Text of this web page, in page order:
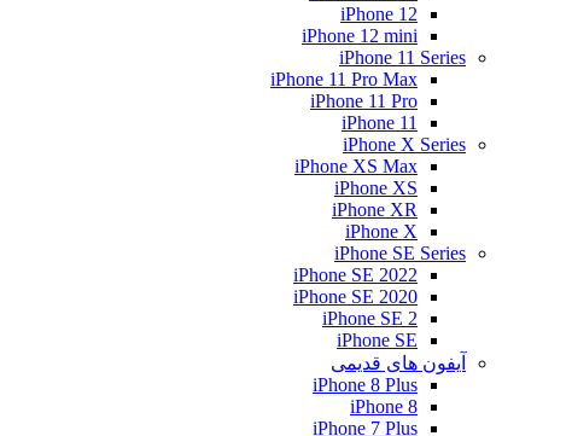
iPhone 12
iPhone 12 mini
iPhone 11 Series
iPhone 11 Pro Max
iPhone 11 Pro
iPhone 11
iPhone X Series
iPhone XS Max
iPhone XS
iPhone XR
iPhone X
iPhone SE Series
iPhone SE 2022
iPhone SE 2020
iPhone SE 2
iPhone SE
آیفون های قدیمی
iPhone 8 Plus
iPhone 8
iPhone 7 Plus